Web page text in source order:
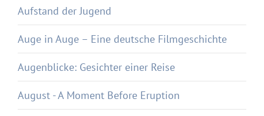
Aufstand der Jugend
Auge in Auge – Eine deutsche Filmgeschichte
Augenblicke: Gesichter einer Reise
August - A Moment Before Eruption